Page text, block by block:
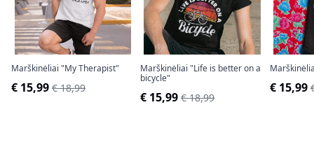
Marškinėliai "My Therapist"
€ 15,99 € 18,99
Marškinėliai "Life is better on a
bicycle"
€ 15,99 € 18,99
€ 15,99